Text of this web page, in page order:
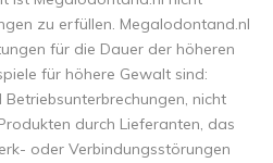
zu erfüllen. Megalodontand.nl
für die Dauer der höheren
für höhere Gewalt sind:
Betriebsunterbrechungen, nicht
durch Lieferanten, das
oder Verbindungsstörungen